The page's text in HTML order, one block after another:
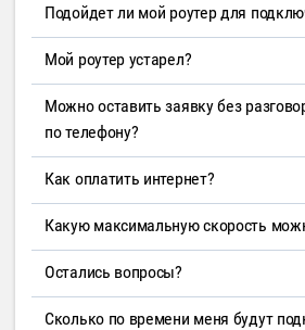
Подойдет ли мой роутер для
Мой роутер устарел?
Можно оставить заявку без
по телефону?
Как оплатить интернет?
Какую максимальную скорость
Остались вопросы?
Сколько по времени меня будут